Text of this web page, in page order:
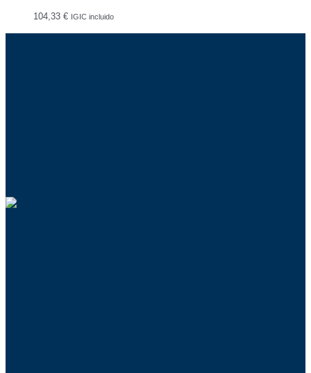
104,33 € IGIC incluido